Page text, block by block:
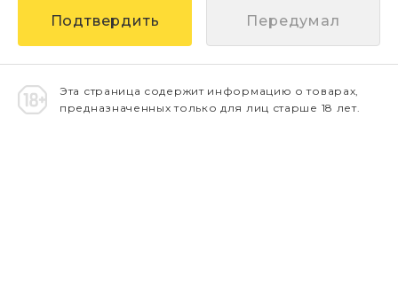
Передумал
Эта страница содержит информацию о товарах,
предназначенных только для лиц старше 18 лет.